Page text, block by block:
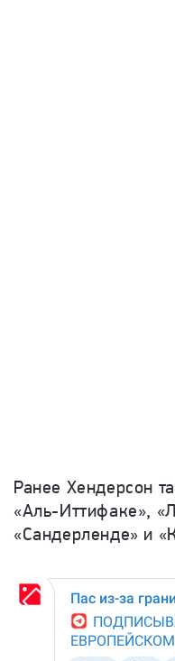
Ранее Хендерсон
«Аль-Иттифаке»,
«Сандерленде» и